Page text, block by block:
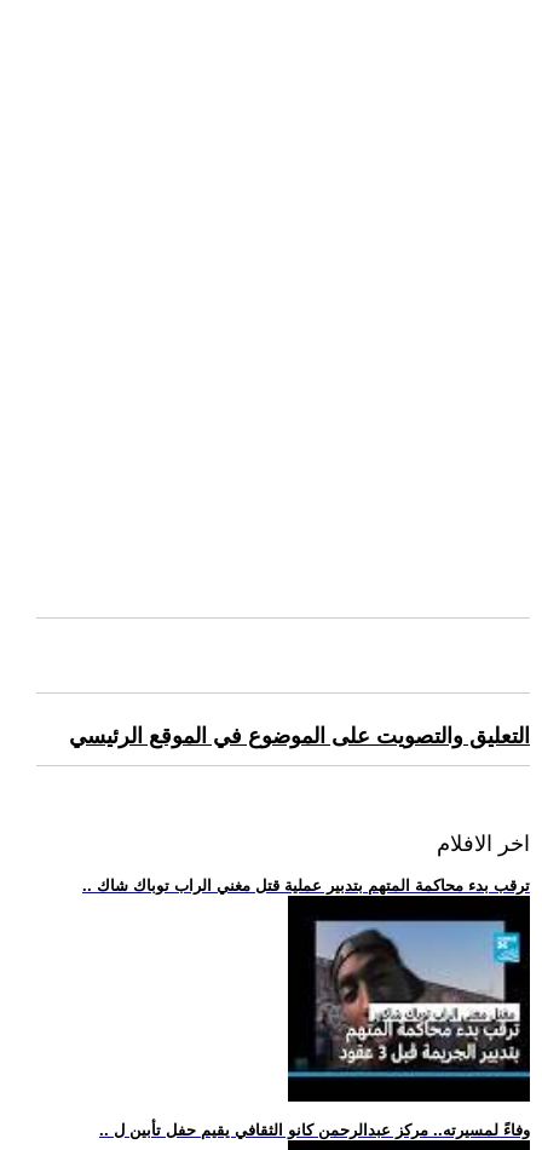
التعليق والتصويت على الموضوع في الموقع الرئيسي
اخر الافلام
.. ترقب بدء محاكمة المتهم بتدبير عملية قتل مغني الراب توباك شاك
.. وفاءً لمسيرته.. مركز عبدالرحمن كانو الثقافي يقيم حفل تأبين ل